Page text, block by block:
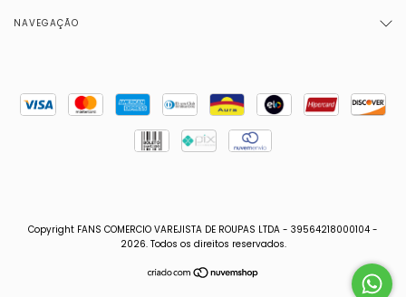
NAVEGAÇÃO
Copyright FANS COMERCIO VAREJISTA DE ROUPAS LTDA - 39564218000104 -
2026. Todos os direitos reservados.